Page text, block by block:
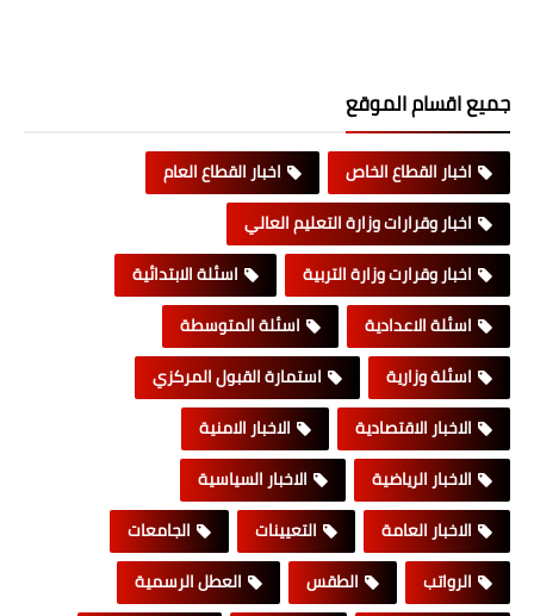
جميع اقسام الموقع
اخبار القطاع الخاص
اخبار القطاع العام
اخبار وقرارات وزارة التعليم العالي
اخبار وقرارت وزارة التربية
اسئلة الابتدائية
اسئلة الاعدادية
اسئلة المتوسطة
اسئلة وزارية
استمارة القبول المركزي
الاخبار الاقتصادية
الاخبار الامنية
الاخبار الرياضية
الاخبار السياسية
الاخبار العامة
التعيينات
الجامعات
الرواتب
الطقس
العطل الرسمية